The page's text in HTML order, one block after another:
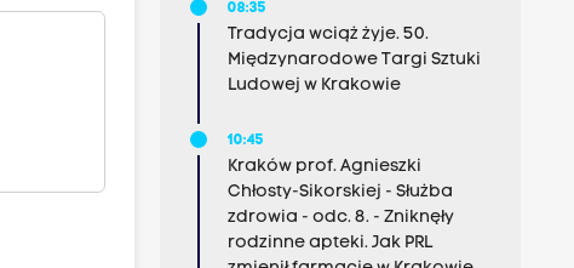
08:35
Tradycja wciąż żyje. 50.
Międzynarodowe Targi Sztuki
Ludowej w Krakowie
10:45
Kraków prof. Agnieszki
Chłosty-Sikorskiej - Służba
zdrowia - odc. 8. - Zniknęły
rodzinne apteki. Jak PRL